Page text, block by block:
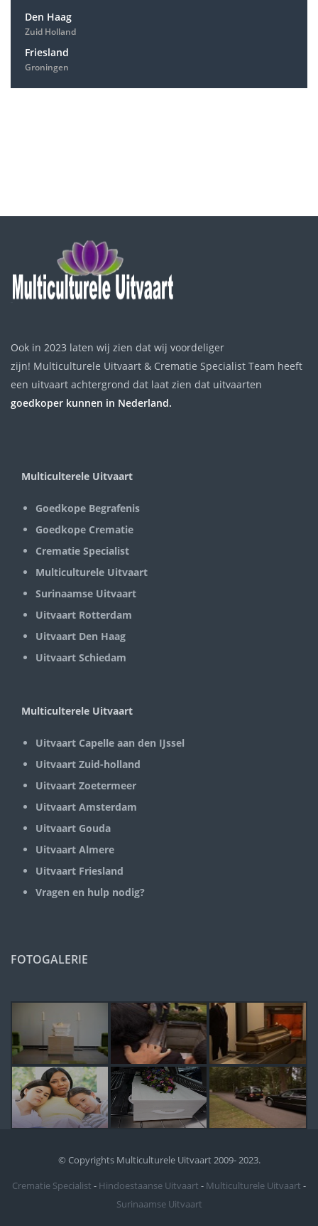
Den Haag
Zuid Holland
Friesland
Groningen
Ook in 2023 laten wij zien dat wij voordeliger
zijn! Multiculturele Uitvaart & Crematie Specialist Team heeft
een uitvaart achtergrond dat laat zien dat uitvaarten
goedkoper kunnen in Nederland.
Multiculterele Uitvaart
Goedkope Begrafenis
Goedkope Crematie
Crematie Specialist
Multiculturele Uitvaart
Surinaamse Uitvaart
Uitvaart Rotterdam
Uitvaart Den Haag
Uitvaart Schiedam
Multiculterele Uitvaart
Uitvaart Capelle aan den IJssel
Uitvaart Zuid-holland
Uitvaart Zoetermeer
Uitvaart Amsterdam
Uitvaart Gouda
Uitvaart Almere
Uitvaart Friesland
Vragen en hulp nodig?
FOTOGALERIE
© Copyrights Multiculturele Uitvaart 2009- 2023.
Crematie Specialist - Hindoestaanse Uitvaart - Multiculturele Uitvaart -
Surinaamse Uitvaart